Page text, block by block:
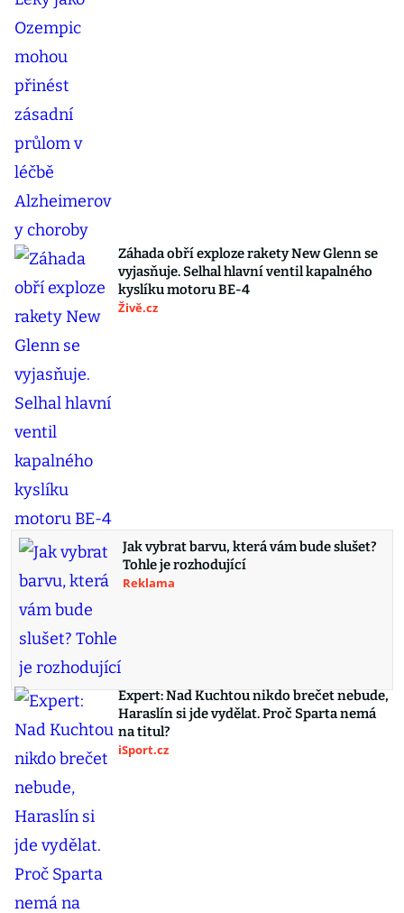
Záhada obří exploze rakety New Glenn se
vyjasňuje. Selhal hlavní ventil kapalného
kyslíku motoru BE-4
Živě.cz
Jak vybrat barvu, která vám bude slušet?
Tohle je rozhodující
Reklama
Expert: Nad Kuchtou nikdo brečet nebude,
Haraslín si jde vydělat. Proč Sparta nemá
na titul?
iSport.cz